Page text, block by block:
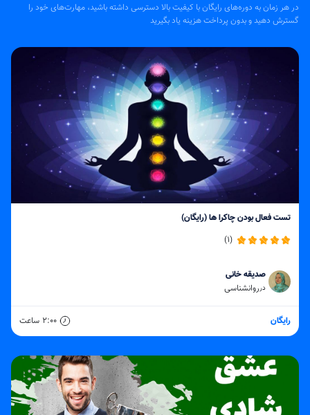
در هر زمان به دوره‌های رایگان با کیفیت بالا دسترسی داشته باشید، مهارت‌های خود را
گسترش دهید و بدون پرداخت هزینه یاد بگیرید
تست فعال بودن چاکرا ها (رایگان)
(1)
صدیقه خانی
در روانشناسی
رایگان 2:00 ساعت